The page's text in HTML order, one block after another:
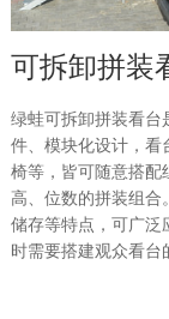
可拆卸拼装
绿蛙可拆卸拼装看台
件、模块化设计，看
椅等，皆可随意搭配
高、位数的拼装组合
储存等特点，可广泛
时需要搭建观众看台